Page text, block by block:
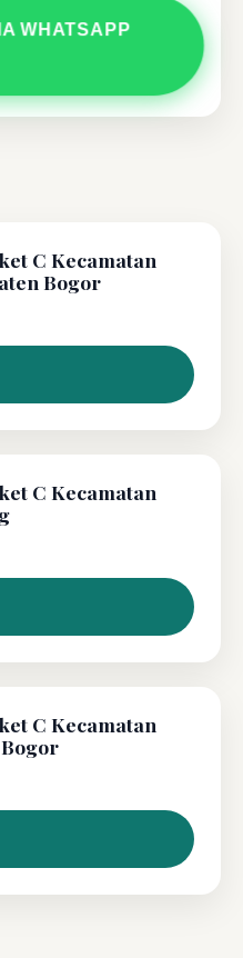
WHATSAPP
C Kecamatan
Bogor
C Kecamatan
C Kecamatan